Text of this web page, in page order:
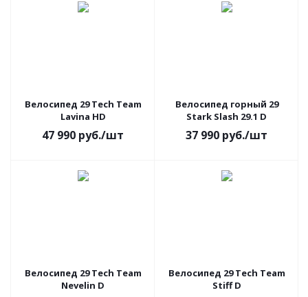
Велосипед 29 Tech Team
Lavina HD
47 990 руб./шт
Велосипед горный 29
Stark Slash 29.1 D
37 990 руб./шт
Велосипед 29 Tech Team
Nevelin D
Велосипед 29 Tech Team
Stiff D